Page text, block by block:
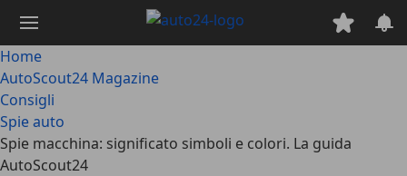
contenuto
principale
Home
AutoScout24 Magazine
Consigli
Spie auto
Spie macchina: significato simboli e colori. La guida
AutoScout24